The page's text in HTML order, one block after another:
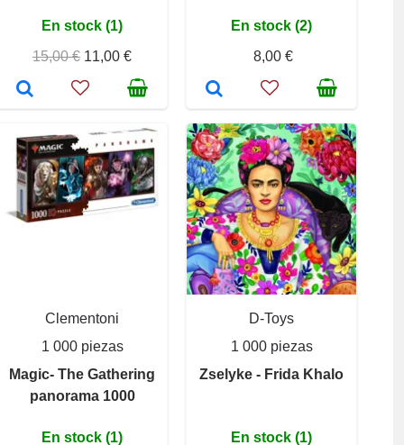
En stock (1)
15,00 € 11,00 €
En stock (2)
8,00 €
Clementoni
1 000 piezas
Magic- The Gathering
panorama 1000
En stock (1)
D-Toys
1 000 piezas
Zselyke - Frida Khalo
En stock (1)